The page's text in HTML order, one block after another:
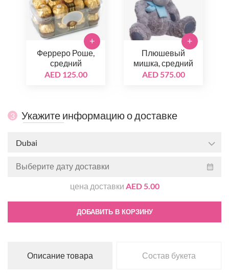
Ферреро Роше,
средний
AED 125.00
+
Плюшевый
мишка, средний
AED 575.00
+
3 Укажите информацию о доставке
Dubai
цена доставки AED 5.00
ДОБАВИТЬ В КОРЗИНУ
Описание товара Состав букета